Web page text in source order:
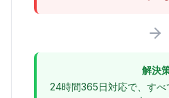
解決
24時間365日対応で、すべ